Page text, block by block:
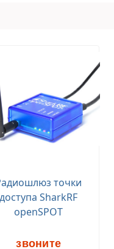
точки
доступа SharkRF
openSPOT
звоните